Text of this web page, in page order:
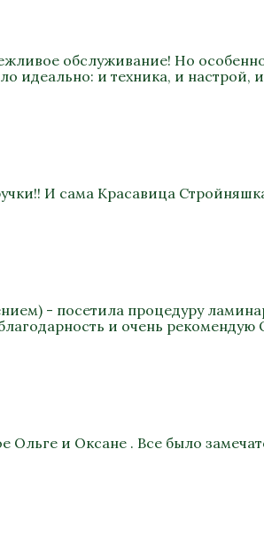
обслуживание! Но
идеально: и техника, и настрой,
И сама Красавица
- посетила процедуру
и очень рекомендую
Ольге и Оксане . Все было